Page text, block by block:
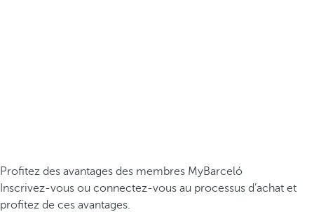
Profitez des avantages des membres MyBarceló
Inscrivez-vous ou connectez-vous au processus d’achat et
profitez de ces avantages.